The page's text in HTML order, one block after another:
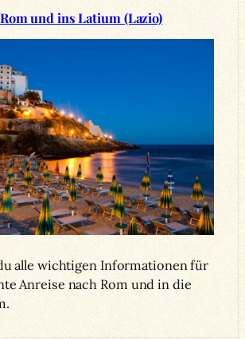
und ins Latium (Lazio)
alle wichtigen Informationen für
Anreise nach Rom und in die